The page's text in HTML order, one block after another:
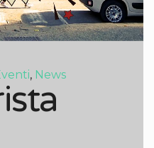
, News